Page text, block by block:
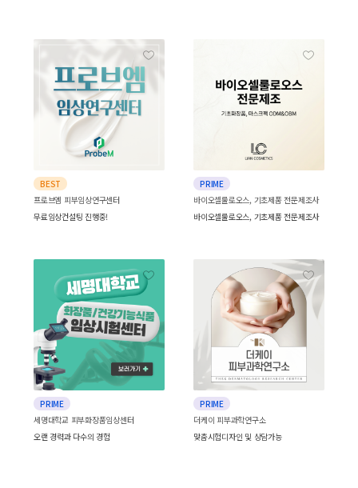
BEST
프로브엠 피부임상연구센터
무료임상컨설팅 진행중!
PRIME
바이오셀룰로오스, 기초제품 전문제조사
바이오셀룰로오스, 기초제품 전문제조사
PRIME
세명대학교 피부화장품임상센터
오랜 경력과 다수의 경험
PRIME
더케이 피부과학연구소
맞춤시험디자인 및 상담가능